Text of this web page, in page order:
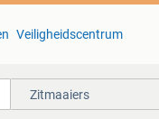
Veiligheidscentrum
Zitmaaiers